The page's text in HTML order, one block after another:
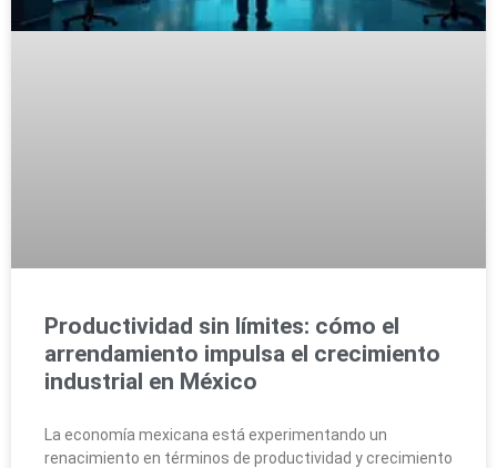
Productividad sin límites: cómo el
arrendamiento impulsa el crecimiento
industrial en México
La economía mexicana está experimentando un
renacimiento en términos de productividad y crecimiento